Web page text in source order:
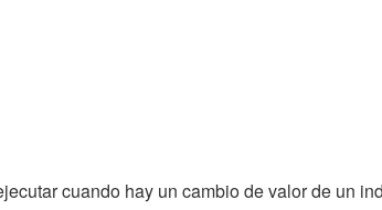
cuando hay un cambio de valor de un